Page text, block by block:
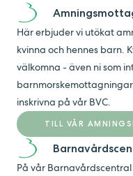
Här erbjuder vi utökat
kvinna och hennes barn.
välkomna - även ni som
inskrivna på vår BVC.
TILL VÅR
På vår